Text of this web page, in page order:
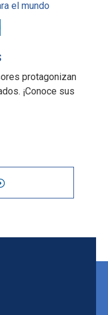
el mundo
protagonizan
¡Conoce sus